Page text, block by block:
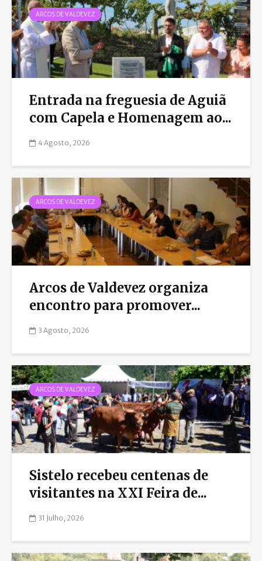
ARCOS DE VALDEVEZ
Entrada na freguesia de Aguiã
com Capela e Homenagem ao...
4 Agosto, 2026
ARCOS DE VALDEVEZ
Arcos de Valdevez organiza
encontro para promover...
3 Agosto, 2026
ARCOS DE VALDEVEZ
Sistelo recebeu centenas de
visitantes na XXI Feira de...
31 Julho, 2026